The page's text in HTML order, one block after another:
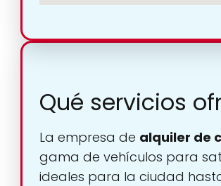
Qué servicios
La empresa de alquiler de
gama de vehículos para
ideales para la ciudad